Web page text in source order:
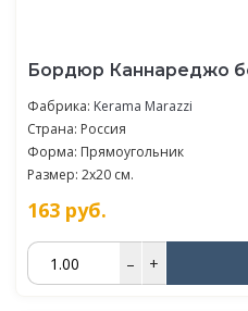
Бордюр Каннареджо
Фабрика: Kerama Marazzi
Страна: Россия
Форма: Прямоугольник
Размер: 2x20 см.
163 руб.
– +